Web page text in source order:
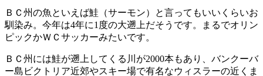
ＢＣ州の魚といえば鮭（サーモン）と言ってもいいくらいお
馴染み。今年は4年に1度の大遡上だそうです。まるでオリン
ピックかＷＣサッカーみたいです。
ＢＣ州には鮭が遡上してくる川が2000本もあり、バンクーバ
ー島ビクトリア近郊やスキー場で有名なウィスラーの近くま